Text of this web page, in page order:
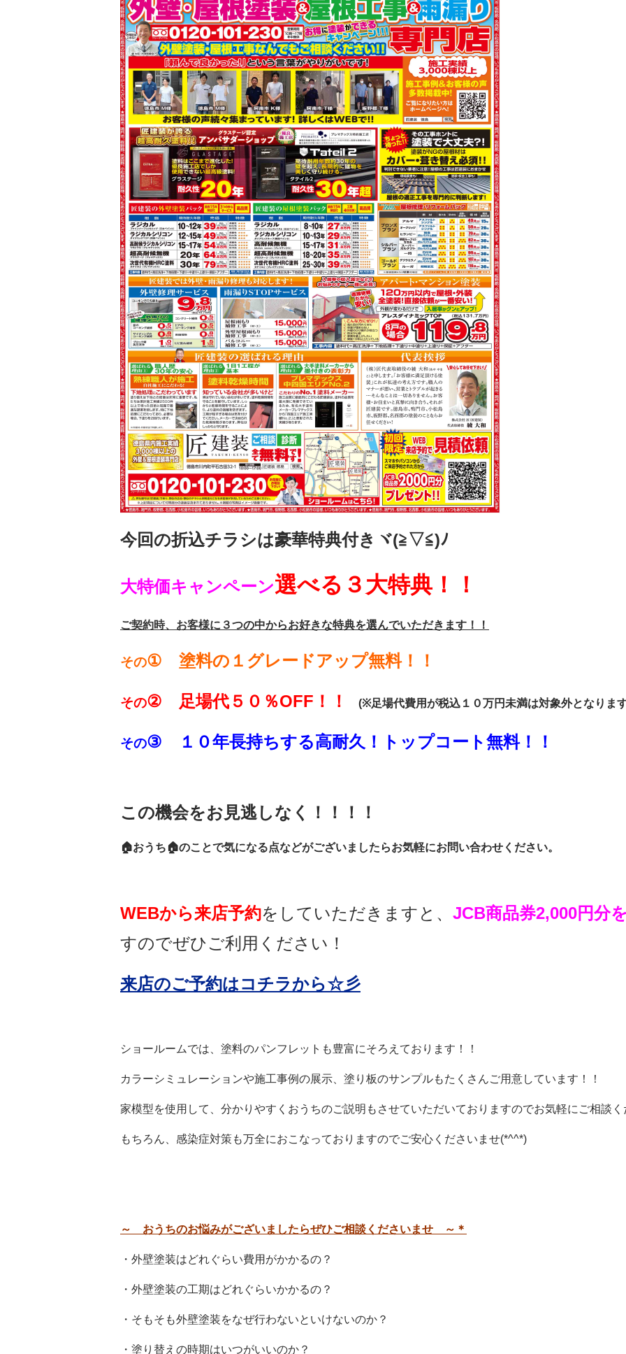
今回の折込チラシは豪華特典付きヾ(≧▽≦)ﾉ
大特価キャンペーン選べる３大特典！！
ご契約時、お客様に３つの中からお好きな特典を選んでいただきます！！
その① 塗料の１グレードアップ無料！！
その② 足場代５０％OFF！！ (※足場代費用が税込１０万円未満は対象外となりま
その③ １０年長持ちする高耐久！トップコート無料！！
この機会をお見逃しなく！！！！
🏠おうち🏠のことで気になる点などがございましたらお気軽にお問い合わせください。
WEBから来店予約をしていただきますと、 JCB商品券2,000円分
すのでぜひご利用ください！
来店のご予約はコチラから☆彡
ショールームでは、塗料のパンフレットも豊富にそろえております！！
カラーシミュレーションや施工事例の展示、塗り板のサンプルもたくさんご用意しています！！
家模型を使用して、分かりやすくおうちのご説明もさせていただいておりますのでお気軽にご相談く
もちろん、感染症対策も万全におこなっておりますのでご安心くださいませ(*^^*)
～ おうちのお悩みがございましたらぜひご相談くださいませ ～＊
・外壁塗装はどれぐらい費用がかかるの？
・外壁塗装の工期はどれぐらいかかるの？
・そもそも外壁塗装をなぜ行わないといけないのか？
・塗り替えの時期はいつがいいのか？